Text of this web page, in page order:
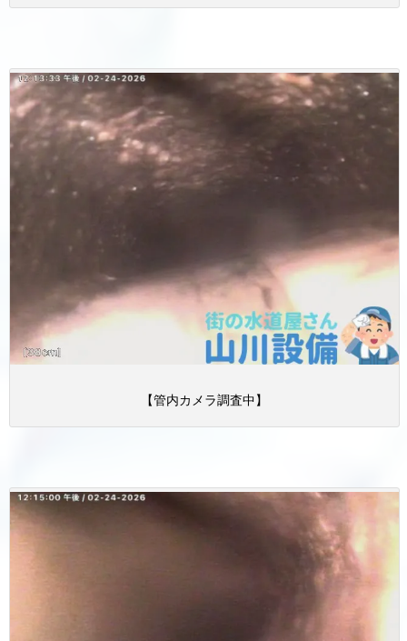
【管内カメラ調査中】